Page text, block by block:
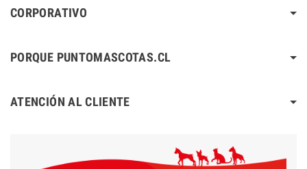
CORPORATIVO
PORQUE PUNTOMASCOTAS.CL
ATENCIÓN AL CLIENTE